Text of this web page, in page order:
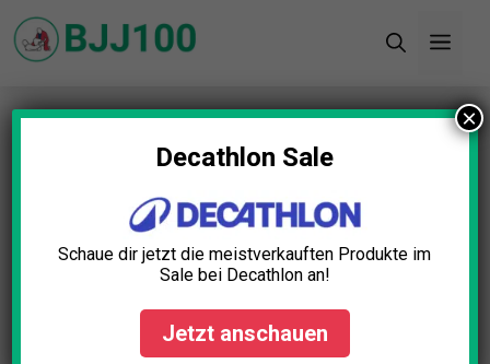
Zum
Inhalt
Startseite»Blog»BJJ Protektorhose Test: Die 5
besten (Bestenliste)Decathlon Sale
Schaue dir jetzt die meistverkauften Produkte im
Sale bei Decathlon an!
Jetzt anschauen
×